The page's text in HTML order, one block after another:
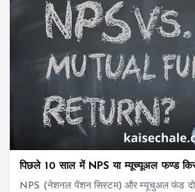
पिछले 10 साल में NPS या म्यूच्यूअल फण्ड
NPS (नेशनल पेंशन सिस्टम) और म्यूचुअल फंड